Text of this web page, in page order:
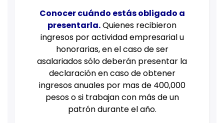
Conocer cuándo estás obligado a
presentarla.Quienes recibieron
ingresos por actividad empresarial u
honorarias, en el caso de ser
asalariados sólo deberán presentar la
declaración en caso de obtener
ingresos anuales por mas de 400,000
pesos o si trabajan con más de un
patrón durante el año.